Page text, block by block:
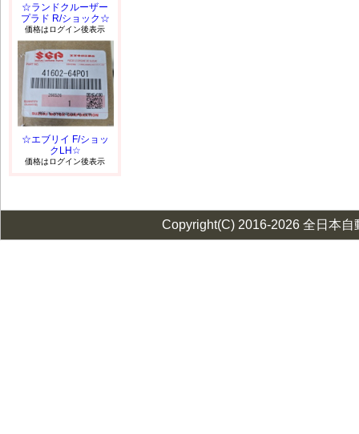
☆ランドクルーザー
プラド R/ショック☆
価格はログイン後表示
☆エブリイ F/ショッ
クLH☆
価格はログイン後表示
Copyright(C) 2016-2026 全日本